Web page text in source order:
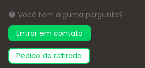
Você tem alguma pergunta?
Entrar em contato
pedido de retirada